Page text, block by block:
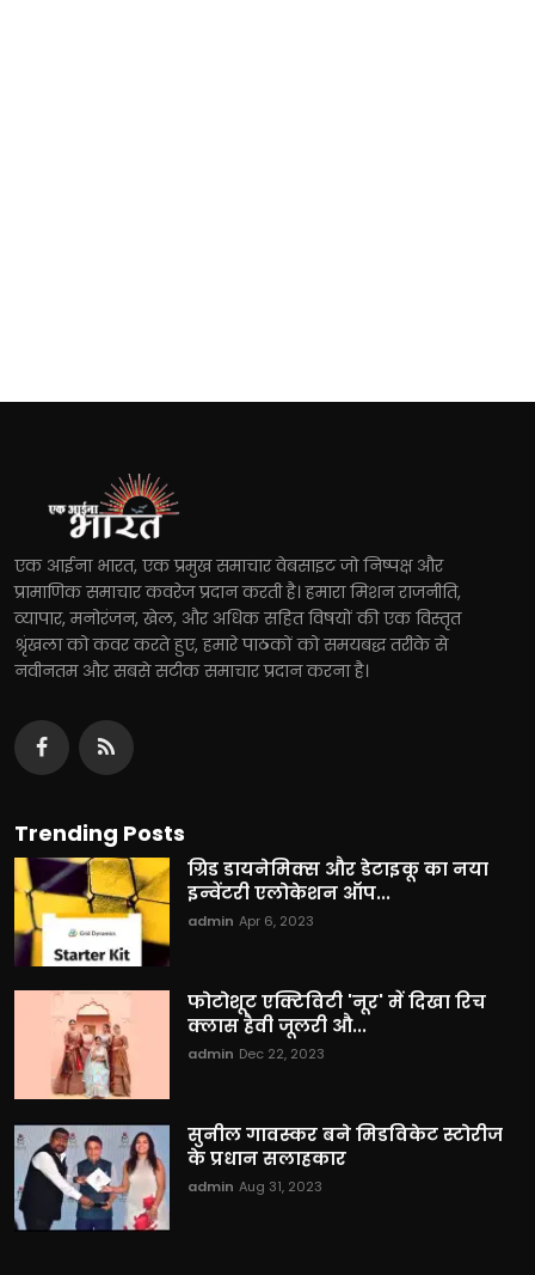
एक आईना भारत, एक प्रमुख समाचार वेबसाइट जो निष्पक्ष और
प्रामाणिक समाचार कवरेज प्रदान करती है। हमारा मिशन राजनीति,
व्यापार, मनोरंजन, खेल, और अधिक सहित विषयों की एक विस्तृत
श्रृंखला को कवर करते हुए, हमारे पाठकों को समयबद्ध तरीके से
नवीनतम और सबसे सटीक समाचार प्रदान करना है।
Trending Posts
ग्रिड डायनेमिक्स और डेटाइकू का नया
इन्वेंटरी एलोकेशन ऑप...
admin Apr 6, 2023
फोटोशूट एक्टिविटी 'नूर' में दिखा रिच
क्लास हैवी जूलरी औ...
admin Dec 22, 2023
सुनील गावस्कर बने मिडविकेट स्टोरीज
के प्रधान सलाहकार
admin Aug 31, 2023